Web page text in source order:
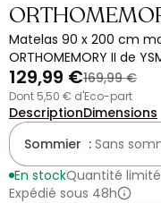
Matelas 90 x 200 cm
ORTHOMEMORY II de
129,99 €169,99 €
dont 5,50 € d'Eco-part
DescriptionDimensions
Sommier : Sans
En stockQuantité
Expédié sous 48h